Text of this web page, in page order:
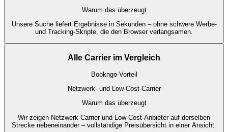
Warum das überzeugt
Unsere Suche liefert Ergebnisse in Sekunden – ohne schwere Werbe-
und Tracking-Skripte, die den Browser verlangsamen.
Alle Carrier im Vergleich
Bookngo-Vorteil
Netzwerk- und Low-Cost-Carrier
Warum das überzeugt
Wir zeigen Netzwerk-Carrier und Low-Cost-Anbieter auf derselben
Strecke nebeneinander – vollständige Preisübersicht in einer Ansicht.